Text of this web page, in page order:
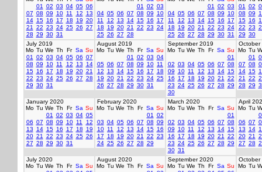
01
02 03 04 05 06
07 08 09 10 11 12
13
14 15 16 17 18 19 20
21
22 23 24 25 26 27
28 29 30 31
01
02 03
04 05 06 07 08 09
10
11
12 13 14 15 16
17
18
19 20 21 22 23 24
25 26 27 28
01
02 03
04 05 06 07 08 09
10
11
12 13 14 15 16
17
18
19 20 21 22 23 24
25 26 27 28 29 30 31
01
02
08 09
15 16
22 23
29 30
July 2019
Mo Tu We Th Fr Sa Su
01
02 03 04 05 06 07
08 09 10 11 12 13
14
15 16 17 18 19 20 21
22 23 24 25 26 27 28
29 30 31
August 2019
Mo Tu We Th Fr Sa Su
01
02 03 04
05 06 07 08 09 10 11
12
13 14 15 16 17
18
19 20 21 22 23 24 25
26 27 28 29 30 31
September 2019
Mo Tu We Th Fr Sa Su
01
02 03 04 05 06 07 08
09
10 11 12 13 14 15
16
17 18 19 20 21
22
23 24 25 26 27 28 29
30
October
Mo Tu
01
07 08
14 15
21
22
28 29
January 2020
Mo Tu We Th Fr Sa Su
01
02 03 04 05
06 07 08 09 10 11
12
13
14 15 16 17 18
19
20 21 22 23 24 25 26
27 28 29 30 31
February 2020
Mo Tu We Th Fr Sa Su
01
02
03 04 05 06 07 08 09
10 11 12 13 14 15 16
17
18 19 20 21 22 23
24 25 26 27 28 29
March 2020
Mo Tu We Th Fr Sa Su
01
02 03 04 05 06 07 08
09
10 11 12 13 14 15
16
17 18 19 20 21
22
23 24 25 26 27 28 29
30 31
April
Mo Tu
06 07
13
14
20 21
27 28
July 2020
Mo Tu We Th Fr Sa Su
August 2020
Mo Tu We Th Fr Sa Su
September 2020
Mo Tu We Th Fr Sa Su
October
Mo Tu